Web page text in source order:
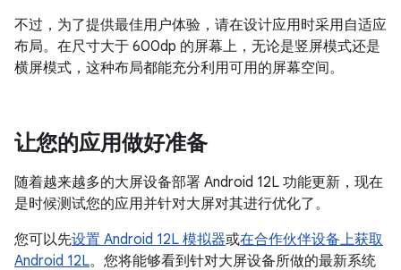
不过，为了提供最佳用户体验，请在设计应用时采用自适应
布局。在尺寸大于 600dp 的屏幕上，无论是竖屏模式还是
横屏模式，这种布局都能充分利用可用的屏幕空间。
让您的应用做好准备
随着越来越多的大屏设备部署 Android 12L 功能更新，现在
是时候测试您的应用并针对大屏对其进行优化了。
您可以先设置 Android 12L 模拟器或在合作伙伴设备上获取
Android 12L。您将能够看到针对大屏设备所做的最新系统